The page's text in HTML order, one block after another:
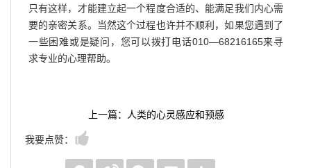
只有这样，才能建立起一个程度合适的、能满足我们内心需
要的亲密关系。当然这个过程也许并不顺利，如果您遇到了
一些困难或是疑问，您可以拨打电话010—68216165来寻
求专业的心理帮助。
上一篇：人类的心灵感应和预感
我要点赞：